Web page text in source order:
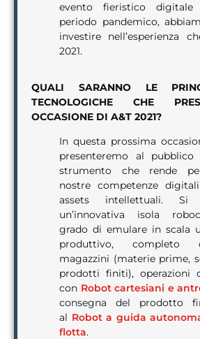
evento fieristico
periodo pandemico,
investire nell’esperienza
2021.
QUALI SARANNO LE
TECNOLOGICHE CHE
OCCASIONE DI A&T 2021?
In questa prossima
presenteremo al pubblico
strumento che rende
nostre competenze
assets intellettuali.
un’innovativa isola
grado di emulare in scala
produttivo, completo
magazzini (materie prime,
prodotti finiti), operazioni
con Robot cartesiani e
consegna del prodotto
al Robot a guida
flotta.